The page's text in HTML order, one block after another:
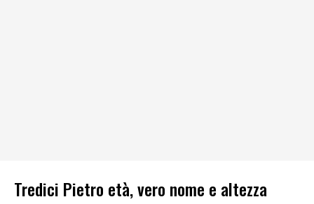
Tredici Pietro età, vero nome e altezza